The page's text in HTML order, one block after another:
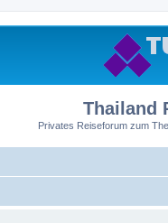
Thailand
Privates Reiseforum zum